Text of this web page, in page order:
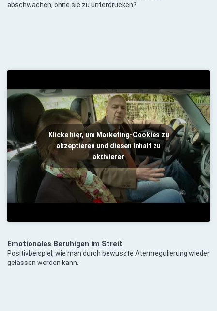
abschwächen, ohne sie zu unterdrücken?
Klicke hier, um Marketing-Cookies zu
akzeptieren und diesen Inhalt zu
aktivieren
Emotionales Beruhigen im Streit
Positivbeispiel, wie man durch bewusste Atemregulierung wieder
gelassen werden kann.